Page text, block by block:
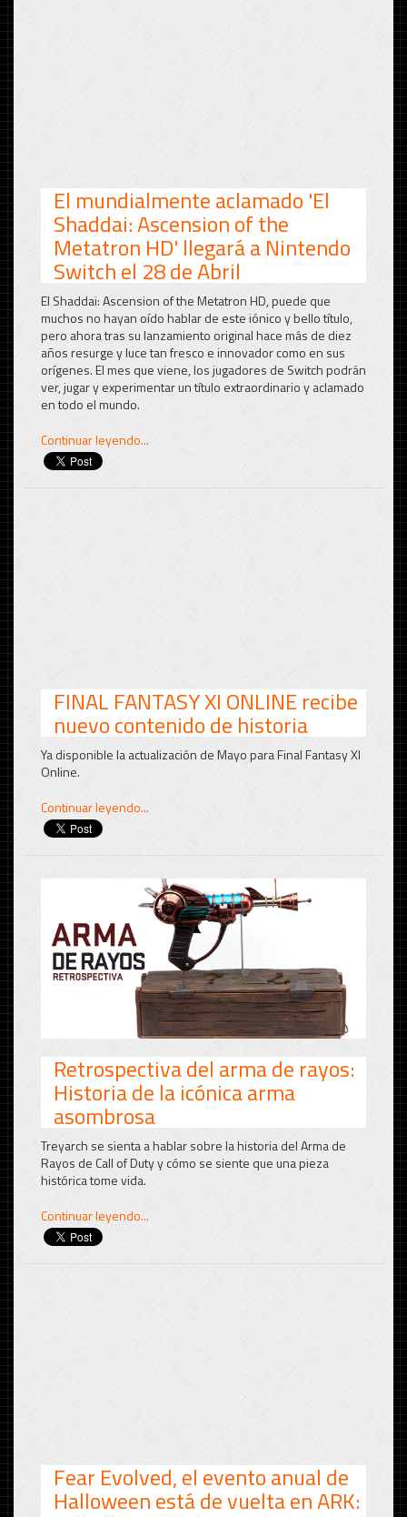
El mundialmente aclamado 'El
Shaddai: Ascension of the
Metatron HD' llegará a Nintendo
Switch el 28 de Abril
El Shaddai: Ascension of the Metatron HD, puede que
muchos no hayan oído hablar de este iónico y bello título,
pero ahora tras su lanzamiento original hace más de diez
años resurge y luce tan fresco e innovador como en sus
orígenes. El mes que viene, los jugadores de Switch podrán
ver, jugar y experimentar un título extraordinario y aclamado
en todo el mundo.
Continuar leyendo...
FINAL FANTASY XI ONLINE recibe
nuevo contenido de historia
Ya disponible la actualización de Mayo para Final Fantasy XI
Online.
Continuar leyendo...
Retrospectiva del arma de rayos:
Historia de la icónica arma
asombrosa
Treyarch se sienta a hablar sobre la historia del Arma de
Rayos de Call of Duty y cómo se siente que una pieza
histórica tome vida.
Continuar leyendo...
Fear Evolved, el evento anual de
Halloween está de vuelta en ARK: